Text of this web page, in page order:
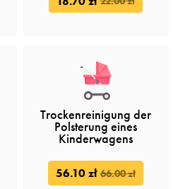
Trockenreinigung der
Polsterung eines
Kinderwagens
56.10 zł 66.00 zł